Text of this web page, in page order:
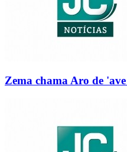
Zema chama Aro de